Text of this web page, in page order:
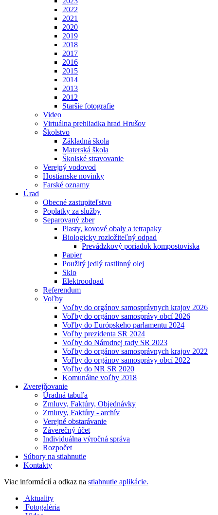
2022
2021
2020
2019
2018
2017
2016
2015
2014
2013
2012
Staršie fotografie
Video
Virtuálna prehliadka hrad Hrušov
Školstvo
Základná škola
Materská škola
Školské stravovanie
Verejný vodovod
Hostianske novinky
Farské oznamy
Úrad
Obecné zastupiteľstvo
Poplatky za služby
Separovaný zber
Plasty, kovové obaly a tetrapaky
Biologicky rozložiteľný odpad
Prevádzkový poriadok kompostoviska
Papier
Použitý jedlý rastlinný olej
Sklo
Elektroodpad
Referendum
Voľby
Voľby do orgánov samosprávnych krajov 2026
Voľby do orgánov samosprávy obcí 2026
Voľby do Európskeho parlamentu 2024
Voľby prezidenta SR 2024
Voľby do Národnej rady SR 2023
Voľby do orgánov samosprávnych krajov 2022
Voľby do orgánov samosprávy obcí 2022
Voľby do NR SR 2020
Komunálne voľby 2018
Zverejňovanie
Úradná tabuľa
Zmluvy, Faktúry, Objednávky
Zmluvy, Faktúry - archív
Verejné obstarávanie
Záverečný účet
Individuálna výročná správa
Rozpočet
Súbory na stiahnutie
Kontakty
Viac informácií a odkaz na stiahnutie aplikácie.
Aktuality
Fotogaléria